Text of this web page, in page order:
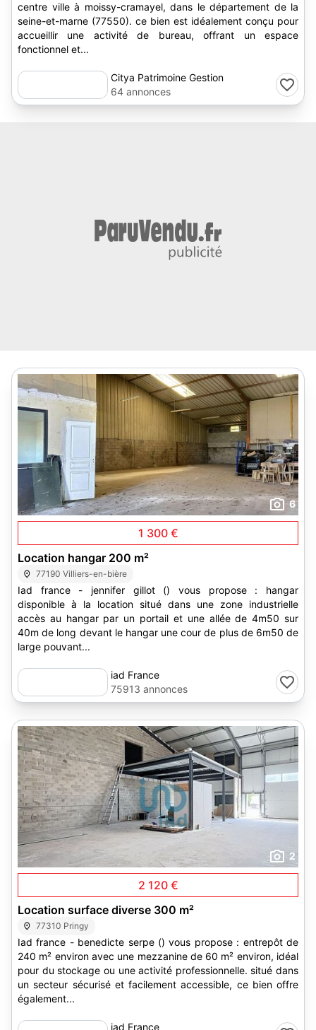
centre ville à moissy-cramayel, dans le département de la
seine-et-marne (77550). ce bien est idéalement conçu pour
accueillir une activité de bureau, offrant un espace
fonctionnel et...
Citya Patrimoine Gestion
64 annonces
6
1 300 €
Location hangar 200 m²
77190 Villiers-en-bière
Iad france - jennifer gillot () vous propose : hangar
disponible à la location situé dans une zone industrielle
accès au hangar par un portail et une allée de 4m50 sur
40m de long devant le hangar une cour de plus de 6m50 de
large pouvant...
iad France
75913 annonces
2
2 120 €
Location surface diverse 300 m²
77310 Pringy
Iad france - benedicte serpe () vous propose : entrepôt de
240 m² environ avec une mezzanine de 60 m² environ, idéal
pour du stockage ou une activité professionnelle. situé dans
un secteur sécurisé et facilement accessible, ce bien offre
également...
iad France